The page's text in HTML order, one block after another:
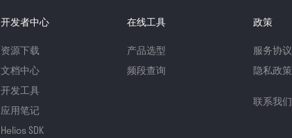
开发者中心
资源下载
文档中心
开发工具
应用笔记
Helios SDK
在线工具
产品选型
频段查询
政策
服务协议
隐私政策
联系我们